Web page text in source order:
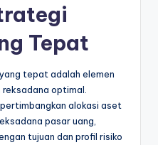
Tepat
tepat adalah elemen
optimal.
alokasi aset
pasar uang,
tujuan dan profil risiko